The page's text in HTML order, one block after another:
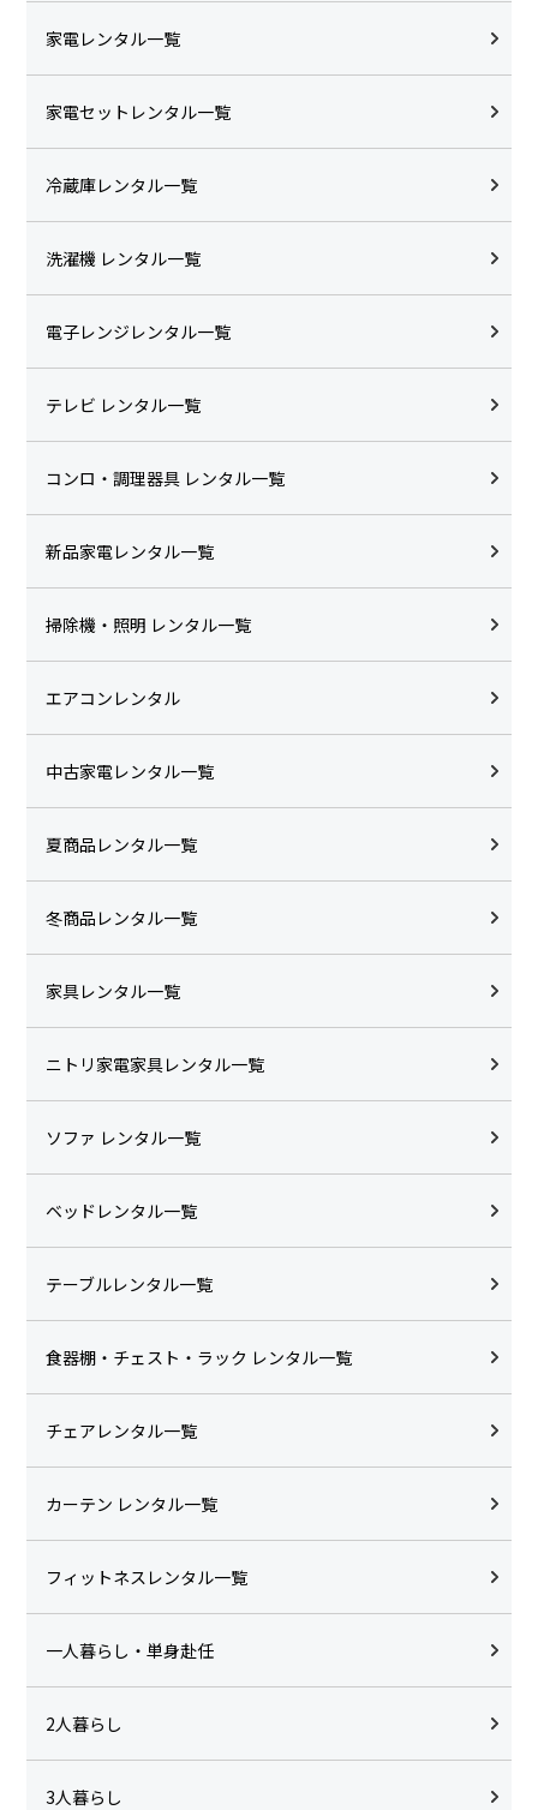
家電レンタル一覧
家電セットレンタル一覧
冷蔵庫レンタル一覧
洗濯機 レンタル一覧
電子レンジレンタル一覧
テレビ レンタル一覧
コンロ・調理器具 レンタル一覧
新品家電レンタル一覧
掃除機・照明 レンタル一覧
エアコンレンタル
中古家電レンタル一覧
夏商品レンタル一覧
冬商品レンタル一覧
家具レンタル一覧
ニトリ家電家具レンタル一覧
ソファ レンタル一覧
ベッドレンタル一覧
テーブルレンタル一覧
食器棚・チェスト・ラック レンタル一覧
チェアレンタル一覧
カーテン レンタル一覧
フィットネスレンタル一覧
一人暮らし・単身赴任
2人暮らし
3人暮らし